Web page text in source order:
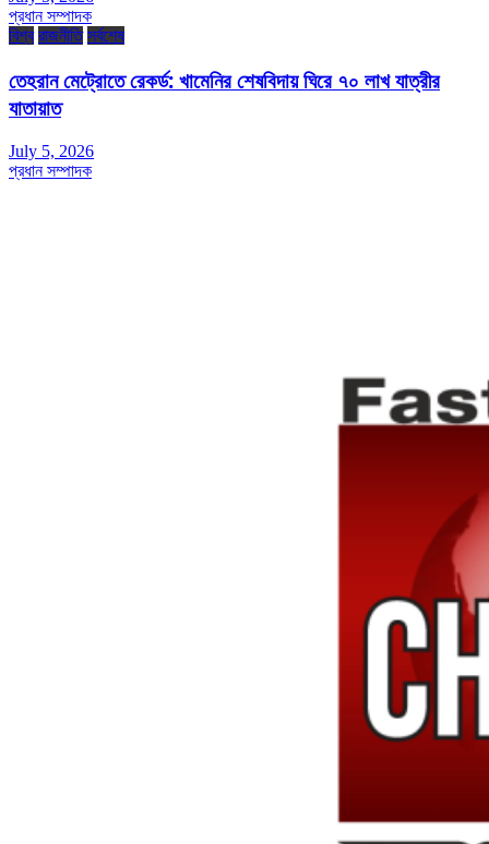
প্রধান সম্পাদক
বিশ্ব রাজনীতি সর্বশেষ
তেহরান মেট্রোতে রেকর্ড: খামেনির শেষবিদায় ঘিরে ৭০ লাখ যাত্রীর
যাতায়াত
July 5, 2026
প্রধান সম্পাদক